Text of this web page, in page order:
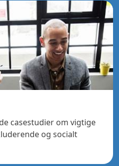
casestudier om vigtige
og socialt